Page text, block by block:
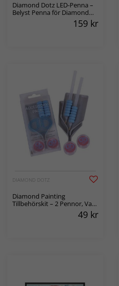
Diamond Dotz LED-Penna –
Belyst Penna för Diamond
159 kr
DIAMOND DOTZ
Diamond Painting
Tillbehörskit – 2 Pennor, Vax
49 kr